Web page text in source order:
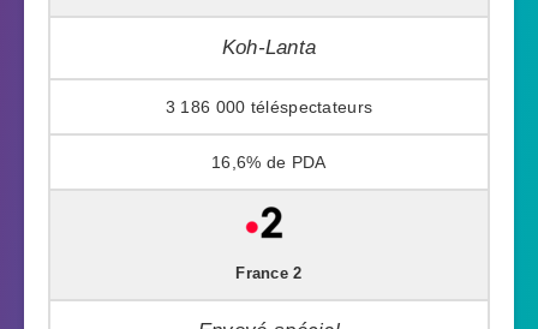
Koh-Lanta
3 186 000
16,6%
France 2